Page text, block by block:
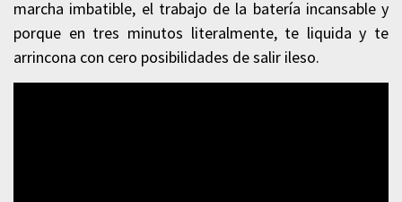
marcha imbatible, el trabajo de la batería incansable y
porque en tres minutos literalmente, te liquida y te
arrincona con cero posibilidades de salir ileso.